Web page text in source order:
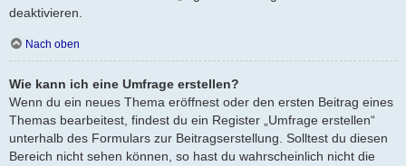
deaktivieren.
Nach oben
Wie kann ich eine Umfrage erstellen?
Wenn du ein neues Thema eröffnest oder den ersten Beitrag eines
Themas bearbeitest, findest du ein Register „Umfrage erstellen“
unterhalb des Formulars zur Beitragserstellung. Solltest du diesen
Bereich nicht sehen können, so hast du wahrscheinlich nicht die